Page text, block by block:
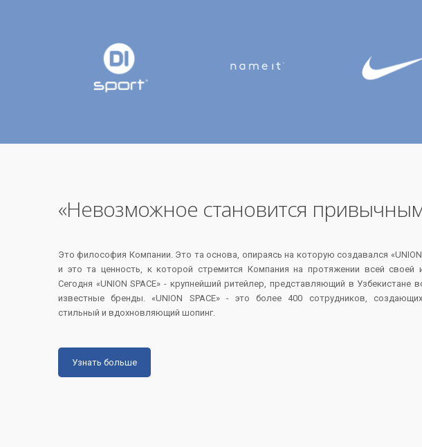
«Невозможное становится
Это философия Компании. Это та основа, опираясь на которую создавался «UNION
и это та ценность, к которой стремится Компания на протяжении всей своей
Сегодня «UNION SPACE» - крупнейший ритейлер, представляющий в Узбекистане
известные бренды. «UNION SPACE» - это более 400 сотрудников,
стильный и вдохновляющий шопинг.
Узнать больше